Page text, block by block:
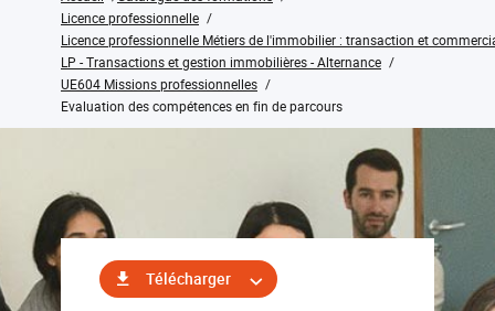
Licence professionnelle
Licence professionnelle Métiers de l'immobilier : transaction et
LP - Transactions et gestion immobilières - Alternance
UE604 Missions professionnelles
Evaluation des compétences en fin de parcours
Télécharger